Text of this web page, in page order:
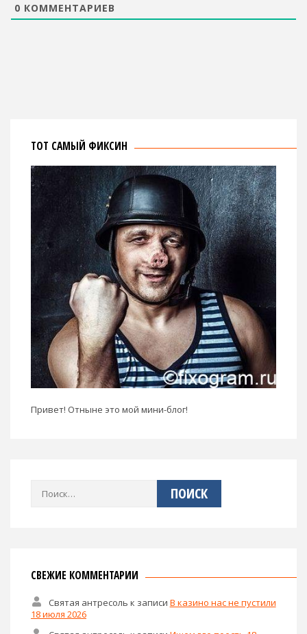
0 КОММЕНТАРИЕВ
ТОТ САМЫЙ ФИКСИН
Привет! Отныне это мой мини-блог!
Найти:
СВЕЖИЕ КОММЕНТАРИИ
Святая антресоль к записи В казино нас не пустили
18 июля 2026